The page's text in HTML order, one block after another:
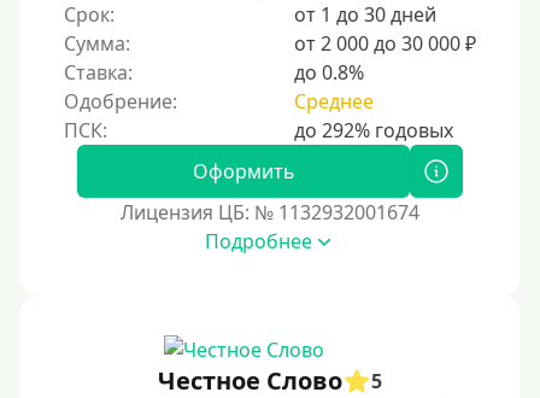
8000 руб
9000 руб
10000 руб
12000 руб
15000 руб
20000 руб
30000 руб на год
Срок:
от 1 до 30 дней
Сумма:
от 2 000 до 30 000 ₽
Ставка:
до 0.8%
Одобрение:
Среднее
Оформить
Лицензия ЦБ: № 1132932001674
Подробнее
Честное Слово
5